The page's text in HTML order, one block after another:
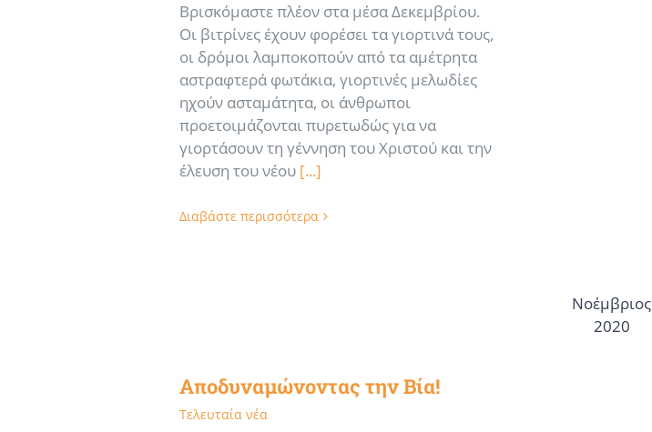
Βρισκόμαστε πλέον στα μέσα Δεκεμβρίου.
Οι βιτρίνες έχουν φορέσει τα γιορτινά τους,
οι δρόμοι λαμποκοπούν από τα αμέτρητα
αστραφτερά φωτάκια, γιορτινές μελωδίες
ηχούν ασταμάτητα, οι άνθρωποι
προετοιμάζονται πυρετωδώς για να
γιορτάσουν τη γέννηση του Χριστού και την
έλευση του νέου [...]
Διαβάστε περισσότερα
Νοέμβριος
2020
Αποδυναμώνοντας την Βία!
Τελευταία νέα